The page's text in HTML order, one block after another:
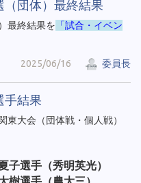
団体）最終結果
最終結果を 「試合・イベン
2025/06/16 委員長
手結果
東大会（団体戦・個人戦）
選手（秀明英光）